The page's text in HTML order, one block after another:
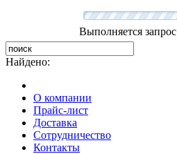
Выполняется запрос
Найдено:
О компании
Прайс-лист
Доставка
Сотрудничество
Контакты